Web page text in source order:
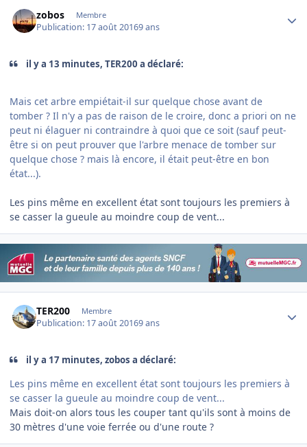
zobos Membre
Publication: 17 août 20169 ans
il y a 13 minutes, TER200 a déclaré:
Mais cet arbre empiétait-il sur quelque chose avant de
tomber ? Il n'y a pas de raison de le croire, donc a priori on ne
peut ni élaguer ni contraindre à quoi que ce soit (sauf peut-
être si on peut prouver que l'arbre menace de tomber sur
quelque chose ? mais là encore, il était peut-être en bon
état...).
Les pins même en excellent état sont toujours les premiers à
se casser la gueule au moindre coup de vent...
TER200 Membre
Publication: 17 août 20169 ans
il y a 17 minutes, zobos a déclaré:
Les pins même en excellent état sont toujours les premiers à
se casser la gueule au moindre coup de vent...
Mais doit-on alors tous les couper tant qu'ils sont à moins de
30 mètres d'une voie ferrée ou d'une route ?